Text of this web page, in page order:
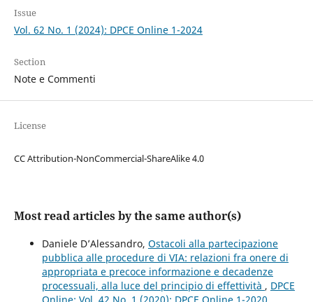
Issue
Vol. 62 No. 1 (2024): DPCE Online 1-2024
Section
Note e Commenti
License
CC Attribution-NonCommercial-ShareAlike 4.0
Most read articles by the same author(s)
Daniele D’Alessandro, Ostacoli alla partecipazione
pubblica alle procedure di VIA: relazioni fra onere di
appropriata e precoce informazione e decadenze
processuali, alla luce del principio di effettività , DPCE